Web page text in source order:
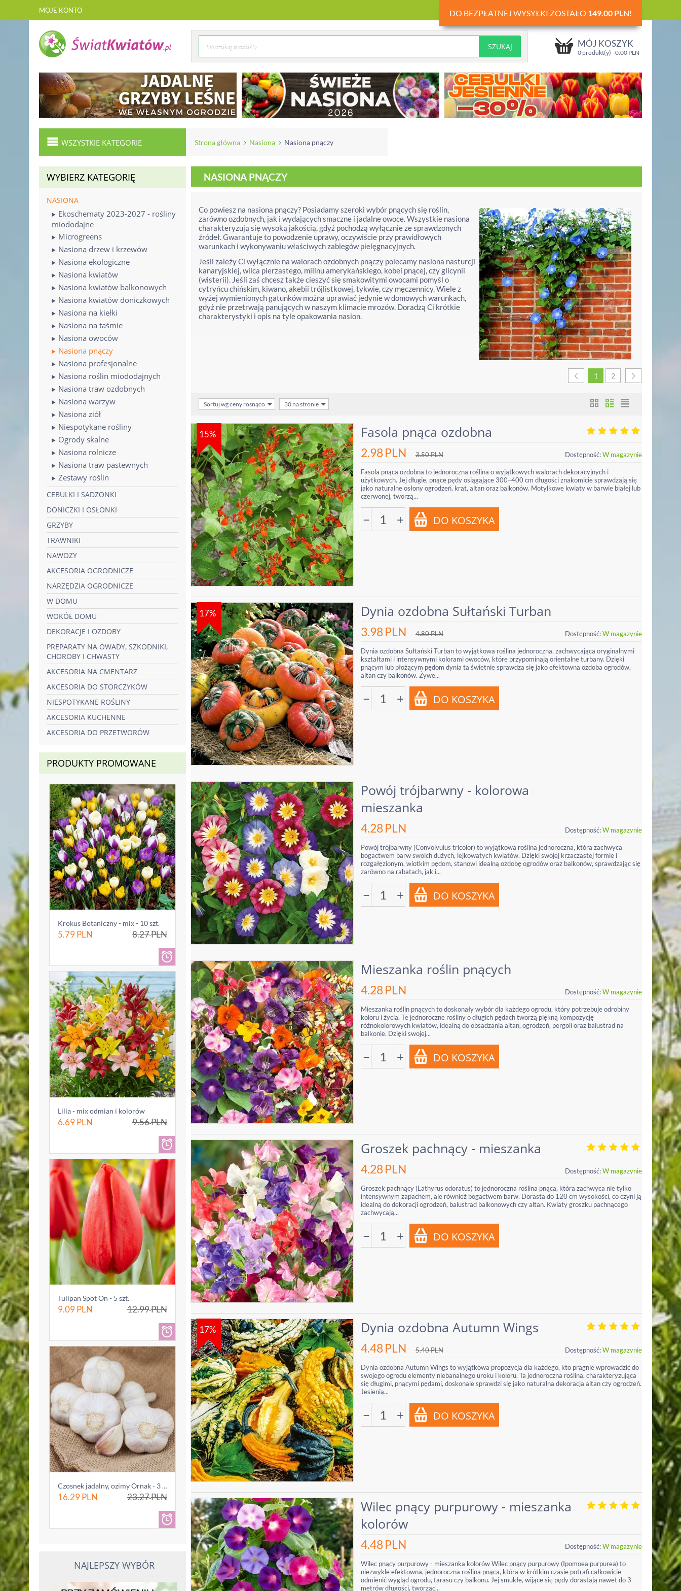
MOJE KONTO DO BEZPŁATNEJ WYSYŁKI ZOSTAŁO 149.00 PLN!
MÓJ KOSZYK
0 produkt(y) -0.00 PLN
WSZYSTKIE KATEGORIE Strona główna Nasiona Nasiona pnączy
WYBIERZ KATEGORIĘ
NASIONA
Ekoschematy 2023-2027 - rośliny
miododajne
Microgreens
Nasiona drzew i krzewów
Nasiona ekologiczne
Nasiona kwiatów
Nasiona kwiatów balkonowych
Nasiona kwiatów doniczkowych
Nasiona na kiełki
Nasiona na taśmie
Nasiona owoców
Nasiona pnączy
Nasiona profesjonalne
Nasiona roślin miododajnych
Nasiona traw ozdobnych
Nasiona warzyw
Nasiona ziół
Niespotykane rośliny
Ogrody skalne
Nasiona rolnicze
Nasiona traw pastewnych
Zestawy roślin
CEBULKI I SADZONKI
DONICZKI I OSŁONKI
GRZYBY
TRAWNIKI
NAWOZY
AKCESORIA OGRODNICZE
NARZĘDZIA OGRODNICZE
W DOMU
WOKÓŁ DOMU
DEKORACJE I OZDOBY
PREPARATY NA OWADY, SZKODNIKI,
CHOROBY I CHWASTY
AKCESORIA NA CMENTARZ
AKCESORIA DO STORCZYKÓW
NIESPOTYKANE ROŚLINY
AKCESORIA KUCHENNE
AKCESORIA DO PRZETWORÓW
PRODUKTY PROMOWANE
Krokus Botaniczny - mix - 10 szt.
5.79PLN 8.27PLN
Lilia - mix odmian i kolorów
6.69PLN 9.56PLN
Tulipan Spot On - 5 szt.
9.09PLN 12.99PLN
Czosnek jadalny, ozimy Ornak - 3 główki (0...
16.29PLN 23.27PLN
NAJLEPSZY WYBÓR
NASIONA PNĄCZY
Co powiesz na nasiona pnączy? Posiadamy szeroki wybór pnących się roślin,
zarówno ozdobnych, jak i wydających smaczne i jadalne owoce. Wszystkie nasiona
charakteryzują się wysoką jakością, gdyż pochodzą wyłącznie ze sprawdzonych
źródeł. Gwarantuje to powodzenie uprawy, oczywiście przy prawidłowych
warunkach i wykonywaniu właściwych zabiegów pielęgnacyjnych.
Jeśli zależy Ci wyłącznie na walorach ozdobnych pnączy polecamy nasiona nasturcji
kanaryjskiej, wilca pierzastego, milinu amerykańskiego, kobei pnącej, czy glicynii
(wisterii). Jeśli zaś chcesz także cieszyć się smakowitymi owocami pomyśl o
cytryńcu chińskim, kiwano, akebii trójlistkowej, tykwie, czy męczennicy. Wiele z
wyżej wymienionych gatunków można uprawiać jedynie w domowych warunkach,
gdyż nie przetrwają panujących w naszym klimacie mrozów. Doradzą Ci krótkie
charakterystyki i opis na tyle opakowania nasion.
1 2
Sortuj wg ceny rosnąco 30 na stronie
15% Fasola pnąca ozdobna
2.98PLN 3.50PLN Dostępność:W magazynie
Fasola pnąca ozdobna to jednoroczna roślina o wyjątkowych walorach dekoracyjnych i
użytkowych. Jej długie, pnące pędy osiągające 300–400 cm długości znakomicie sprawdzają się
jako naturalne osłony ogrodzeń, krat, altan oraz balkonów. Motylkowe kwiaty w barwie białej lub
czerwonej, tworzą...
− +
17% Dynia ozdobna Sułtański Turban
3.98PLN 4.80PLN Dostępność:W magazynie
Dynia ozdobna Sułtański Turban to wyjątkowa roślina jednoroczna, zachwycająca oryginalnymi
kształtami i intensywnymi kolorami owoców, które przypominają orientalne turbany. Dzięki
pnącym lub płożącym pędom dynia ta świetnie sprawdza się jako efektowna ozdoba ogrodów,
altan czy balkonów. Żywe...
− +
Powój trójbarwny - kolorowa
mieszanka
4.28PLN Dostępność:W magazynie
Powój trójbarwny (Convolvulus tricolor) to wyjątkowa roślina jednoroczna, która zachwyca
bogactwem barw swoich dużych, lejkowatych kwiatów. Dzięki swojej krzaczastej formie i
rozgałęzionym, wiotkim pędom, stanowi idealną ozdobę ogrodów oraz balkonów, sprawdzając się
zarówno na rabatach, jak i...
− +
Mieszanka roślin pnących
4.28PLN Dostępność:W magazynie
Mieszanka roślin pnących to doskonały wybór dla każdego ogrodu, który potrzebuje odrobiny
koloru i życia. Te jednoroczne rośliny o długich pędach tworzą piękną kompozycję
różnokolorowych kwiatów, idealną do obsadzania altan, ogrodzeń, pergoli oraz balustrad na
balkonie. Dzięki swojej...
− +
Groszek pachnący - mieszanka
4.28PLN Dostępność:W magazynie
Groszek pachnący (Lathyrus odoratus) to jednoroczna roślina pnąca, która zachwyca nie tylko
intensywnym zapachem, ale również bogactwem barw. Dorasta do 120 cm wysokości, co czyni ją
idealną do dekoracji ogrodzeń, balustrad balkonowych czy altan. Kwiaty groszku pachnącego
zachwycają...
− +
17% Dynia ozdobna Autumn Wings
4.48PLN 5.40PLN Dostępność:W magazynie
Dynia ozdobna Autumn Wings to wyjątkowa propozycja dla każdego, kto pragnie wprowadzić do
swojego ogrodu elementy niebanalnego uroku i koloru. Ta jednoroczna roślina, charakteryzująca
się długimi, pnącymi pędami, doskonale sprawdzi się jako naturalna dekoracja altan czy ogrodzeń.
Jesienią...
− +
Wilec pnący purpurowy - mieszanka
kolorów
4.48PLN Dostępność:W magazynie
Wilec pnący purpurowy - mieszanka kolorów Wilec pnący purpurowy (Ipomoea purpurea) to
niezwykle efektowna, jednoroczna roślina pnąca, która w krótkim czasie potrafi całkowicie
odmienić wygląd ogrodu, tarasu czy balkonu. Jej smukłe, wijące się pędy dorastają nawet do 3
metrów długości, tworząc...